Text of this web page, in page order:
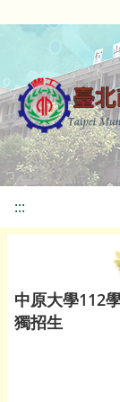
:::
中原大學112
獨招生